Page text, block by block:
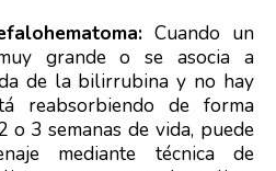
Cuando un
grande o se asocia a
de la bilirrubina y no hay
reabsorbiendo de forma
o 3 semanas de vida, puede
mediante técnica de